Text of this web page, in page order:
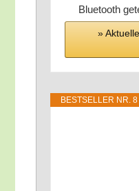
Blue­tooth
»
BEST­SEL­LER NR. 8